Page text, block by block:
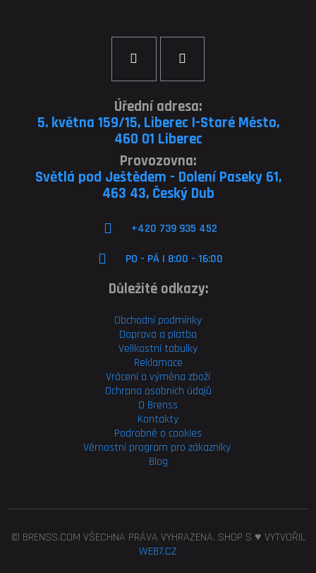
Úřední adresa:
5. května 159/15, Liberec I-Staré Město,
460 01 Liberec
Provozovna:
Světlá pod Ještědem - Dolení Paseky 61,
463 43, Český Dub
+420 739 935 452
PO - PÁ | 8:00 - 16:00
Důležité odkazy:
Obchodní podmínky
Doprava a platba
Velikostní tabulky
Reklamace
Vrácení a výměna zboží
Ochrana osobních údajů
O Brenss
Kontakty
Podrobně o cookies
Věrnostní program pro zákazníky
Blog
© BRENSS.COM VŠECHNA PRÁVA VYHRAZENA. SHOP S ♥ VYTVOŘIL
WEB7.CZ